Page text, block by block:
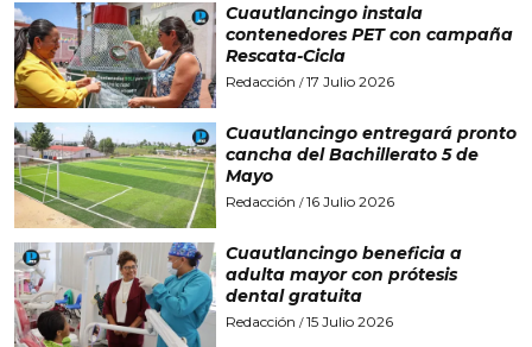
Cuautlancingo instala
contenedores PET con campaña
Rescata-Cicla
Redacción /17 Julio 2026
Cuautlancingo entregará pronto
cancha del Bachillerato 5 de
Mayo
Redacción /16 Julio 2026
Cuautlancingo beneficia a
adulta mayor con prótesis
dental gratuita
Redacción /15 Julio 2026